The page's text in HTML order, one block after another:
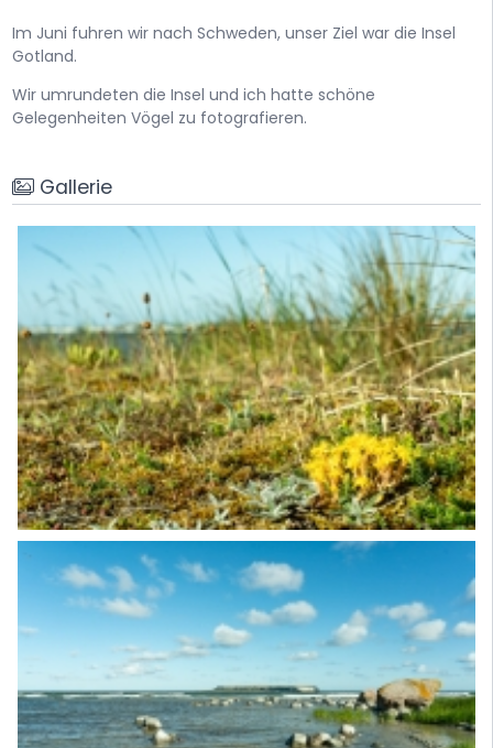
Im Juni fuhren wir nach Schweden, unser Ziel war die Insel
Gotland.
Wir umrundeten die Insel und ich hatte schöne
Gelegenheiten Vögel zu fotografieren.
Gallerie